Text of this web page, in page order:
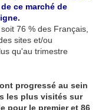
ce marché de
76 % des Français,
sites et/ou
qu'au trimestre
progressé au sein
les plus visités sur
pour le premier et 86